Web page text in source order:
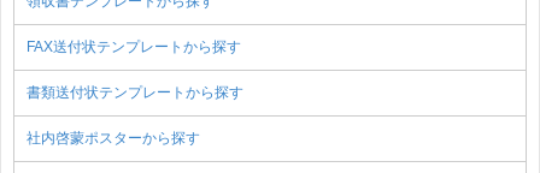
FAX送付状テンプレートから探す
書類送付状テンプレートから探す
社内啓蒙ポスターから探す